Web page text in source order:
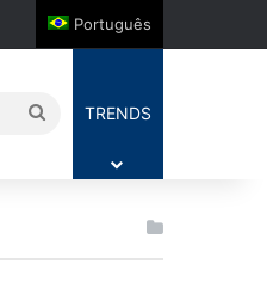
Português
BuscarTRENDS